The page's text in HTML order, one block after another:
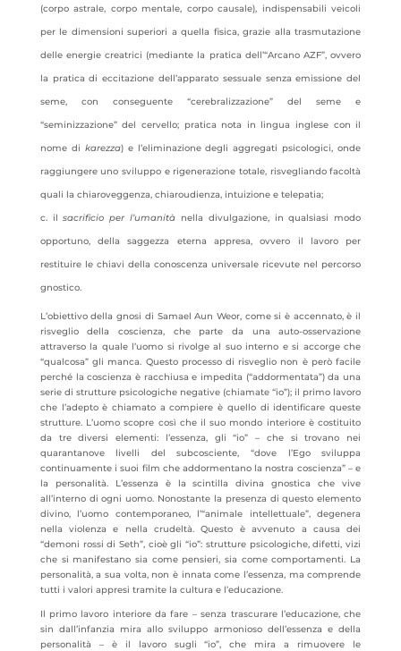
(corpo astrale, corpo mentale, corpo causale), indispensabili veicoli
per le dimensioni superiori a quella fisica, grazie alla trasmutazione
delle energie creatrici (mediante la pratica dell’“Arcano AZF”, ovvero
la pratica di eccitazione dell’apparato sessuale senza emissione del
seme, con conseguente “cerebralizzazione” del seme e
“seminizzazione” del cervello; pratica nota in lingua inglese con il
nome di karezza) e l’eliminazione degli aggregati psicologici, onde
raggiungere uno sviluppo e rigenerazione totale, risvegliando facoltà
quali la chiaroveggenza, chiaroudienza, intuizione e telepatia;
ilsacrificio per l’umanità nella divulgazione, in qualsiasi modo
opportuno, della saggezza eterna appresa, ovvero il lavoro per
restituire le chiavi della conoscenza universale ricevute nel percorso
gnostico.
L’obiettivo della gnosi di Samael Aun Weor, come si è accennato, è il
risveglio della coscienza, che parte da una auto-osservazione
attraverso la quale l’uomo si rivolge al suo interno e si accorge che
“qualcosa” gli manca. Questo processo di risveglio non è però facile
perché la coscienza è racchiusa e impedita (“addormentata”) da una
serie di strutture psicologiche negative (chiamate “io”); il primo lavoro
che l’adepto è chiamato a compiere è quello di identificare queste
strutture. L’uomo scopre così che il suo mondo interiore è costituito
da tre diversi elementi: l’essenza, gli “io” – che si trovano nei
quarantanove livelli del subcosciente, “dove l’Ego sviluppa
continuamente i suoi film che addormentano la nostra coscienza” – e
la personalità. L’essenza è la scintilla divina gnostica che vive
all’interno di ogni uomo. Nonostante la presenza di questo elemento
divino, l’uomo contemporaneo, l’“animale intellettuale”, degenera
nella violenza e nella crudeltà. Questo è avvenuto a causa dei
“demoni rossi di Seth”, cioè gli “io”: strutture psicologiche, difetti, vizi
che si manifestano sia come pensieri, sia come comportamenti. La
personalità, a sua volta, non è innata come l’essenza, ma comprende
tutti i valori appresi tramite la cultura e l’educazione.
Il primo lavoro interiore da fare – senza trascurare l’educazione, che
sin dall’infanzia mira allo sviluppo armonioso dell’essenza e della
personalità – è il lavoro sugli “io”, che mira a rimuovere le